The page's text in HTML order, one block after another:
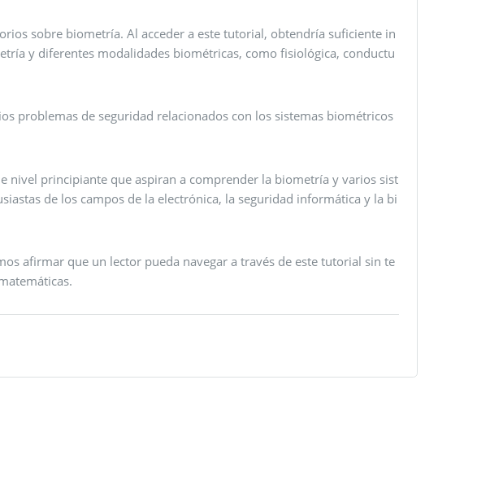
sobre biometría. Al acceder a este tutorial, obtendría suficiente in
y diferentes modalidades biométricas, como fisiológica, conductu
problemas de seguridad relacionados con los sistemas biométricos
nivel principiante que aspiran a comprender la biometría y varios sist
de los campos de la electrónica, la seguridad informática y la bi
afirmar que un lector pueda navegar a través de este tutorial sin te